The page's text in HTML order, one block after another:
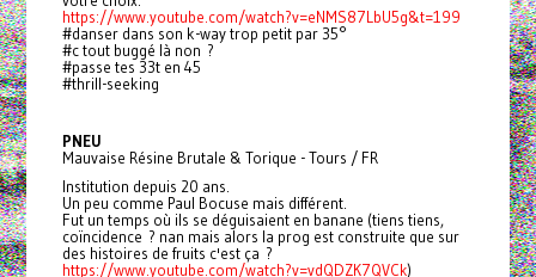
https://www.youtube.com/watch?v=eNMS87LbU5g&t=199
#danser dans son k-way trop petit par 35°
#c tout buggé là non ?
#passe tes 33t en 45
#thrill-seeking
PNEU
Mauvaise Résine Brutale & Torique - Tours / FR
Institution depuis 20 ans.
Un peu comme Paul Bocuse mais différent.
Fut un temps où ils se déguisaient en banane (tiens tiens,
coïncidence ? nan mais alors la prog est construite que sur
des histoires de fruits c'est ça ?
https://www.youtube.com/watch?v=vdQDZK7QVCk)